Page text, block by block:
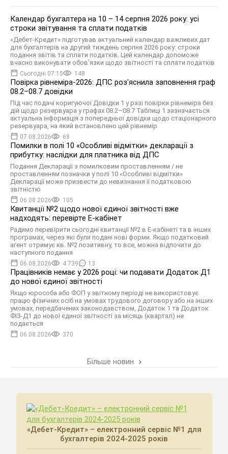
Календар бухгалтера на 10 – 14 серпня 2026 року: усі
строки звітування та сплати податків
«Дебет-Кредит» підготував актуальний календар важливих дат
для бухгалтерів на другий тиждень серпня 2026 року: строки
подання звітів та сплати податків. Цей календар допоможе
вчасно виконувати обов’язки щодо звітності та сплати податків
Сьогодні 07:15 148
Повірка рівнеміра-2026: ДПС роз'яснила заповнення граф
08.2–08.7 довідки
Під час подачі коригуючої Довідки 1 у разі повірки рівнеміра без
дій щодо резервуара у графах 08.2–08.7 Таблиці 1 зазначається
актуальна інформація з попередньої довідки щодо стаціонарного
резервуара, на який встановлено цей рівнемір
07.08.2026 68
Помилки в полі 10 «Особливі відмітки» декларації з
прибутку: наслідки для платника від ДПС
Подання Декларації з помилковим проставленням / не
проставленням позначки у полі 10 «Особливі відмітки»
Декларації може призвести до невизнання її податковою
звітністю
06.08.2026 105
Квитанції №2 щодо нової єдиної звітності вже
надходять: перевірте Е-кабінет
Радимо перевірити сьогодні квитанції №2 в Е-кабінеті та в інших
програмах, через які були подані нові форми. Якщо податковий
агент отримує кв. №2 позитивну, то все, можна відпочити до
наступного подання
06.08.2026 4 739 13
Працівників немає у 2026 році: чи подавати Додаток Д1
до нової єдиної звітності
Якщо юрособа або ФОП у звітному періоді не використовує
працю фізичних осіб на умовах трудового договору або на інших
умовах, передбачених законодавством, Додаток 1 та Додаток
ФІЗ-Д1 до нової єдиної звітності за місяць (квартал) не
подається
06.08.2026 370
Більше новин
«Дебет-Кредит» – електронний сервіс №1 для
бухгалтерів 2024-2025 років